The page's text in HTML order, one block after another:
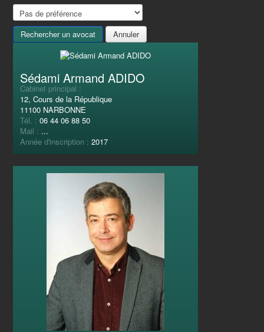
Sédami Armand ADIDO
Cabinet principal :
12, Cours de la République
11100 NARBONNE
Tél. :06 44 06 88 50
Mail : ...
Année d'inscription :2017